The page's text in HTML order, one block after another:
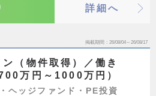
詳細へ
掲載期間 26/08/04～26/08/17
（物件取得）／働き
万円～1000万円）
ヘッジファンド・PE投資